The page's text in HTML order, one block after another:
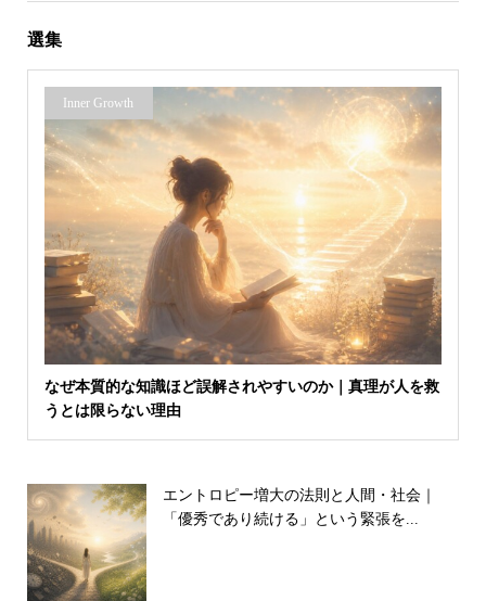
選集
Inner Growth
なぜ本質的な知識ほど誤解されやすいのか｜真理が人を救
うとは限らない理由
エントロピー増大の法則と人間・社会｜
「優秀であり続ける」という緊張を...